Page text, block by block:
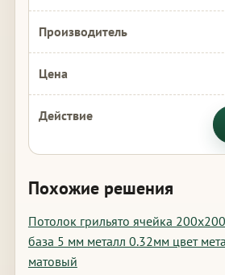
Похожие решения
Потолок грильято ячейка
база 5 мм металл 0.32мм цвет
матовый